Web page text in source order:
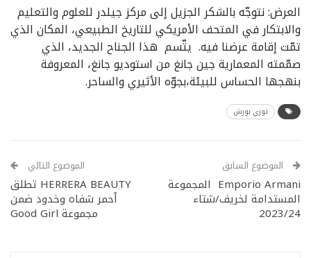
العرض: نتوجّه بالشكر الجزيل إلى مركز جيلدر للعلوم والتعليم
والابتكار في المتحف الأمريكي للتاريخ الطبيعي، المكان الذي
تمّت إقامة عرضنا فيه. يتّسم هذا الجناح الجديد، الذي
صمّمته المعمارية جين جانغ من استوديو جانغ، المعروفة
بنهجها الحساس للبيئة،بجوّه الأثيري والساحر.
توري بورش
الموضوع السابق
Emporio Armani المجموعة
المستدامة لخريف/شتاء
2023/24
الموضوع التالي
HERRERA BEAUTY تطلق
أحمر شفاه وخدود ضمن
مجموعة Good Girl